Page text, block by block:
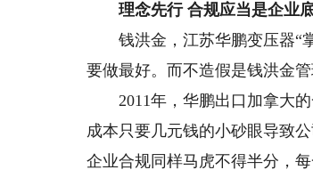
理念先行 合规应当是企业
钱洪金，江苏华鹏变压器“掌
要做最好。而不造假是钱洪金
2011年，华鹏出口加拿大的
成本只要几元钱的小砂眼导致
企业合规同样马虎不得半分，